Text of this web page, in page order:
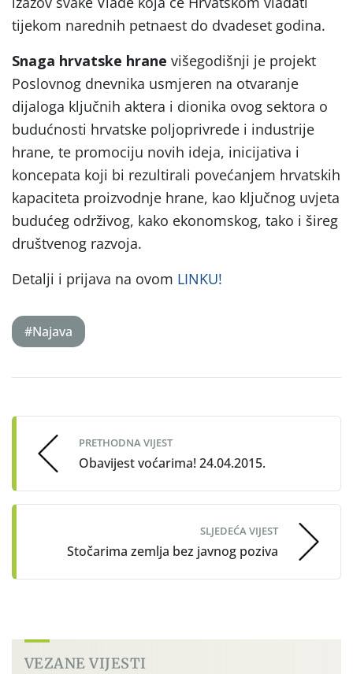
tijekom narednih petnaest do dvadeset godina.
Snaga hrvatske hrane višegodišnji je projekt
Poslovnog dnevnika usmjeren na otvaranje
dijaloga ključnih aktera i dionika ovog sektora o
budućnosti hrvatske poljoprivrede i industrije
hrane, te promociju novih ideja, inicijativa i
koncepata koji bi rezultirali povećanjem hrvatskih
kapaciteta proizvodnje hrane, kao ključnog uvjeta
budućeg održivog, kako ekonomskog, tako i šireg
društvenog razvoja.
Detalji i prijava na ovom LINKU!
#Najava
navigation
PRETHODNA VIJEST
Obavijest voćarima! 24.04.2015.
SLJEDEĆA VIJEST
Stočarima zemlja bez javnog poziva
VEZANE VIJESTI